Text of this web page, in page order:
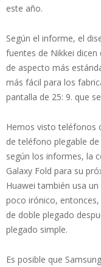
este año.
Según el informe, el
fuentes de Nikkei
de aspecto más
más fácil para los
pantalla de 25: 9. que
Hemos visto teléfonos
de teléfono plegable
según los informes, la
Galaxy Fold para su
Huawei también usa
poco irónico,
de doble plegado
plegado simple.
Es posible que